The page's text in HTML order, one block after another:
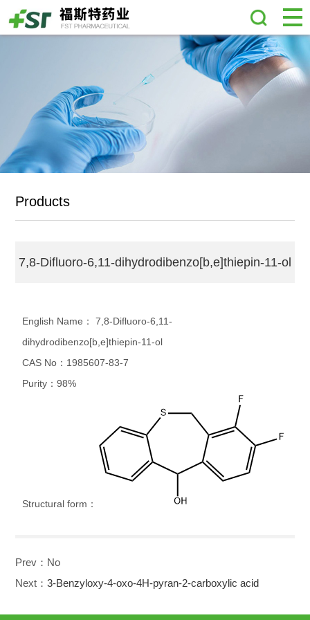
Products
7,8-Difluoro-6,11-dihydrodibenzo[b,e]thiepin-11-ol
English Name： 7,8-Difluoro-6,11-
dihydrodibenzo[b,e]thiepin-11-ol
CAS No：1985607-83-7
Purity：98%
Structural form：
Prev：No
Next：3-Benzyloxy-4-oxo-4H-pyran-2-carboxylic acid